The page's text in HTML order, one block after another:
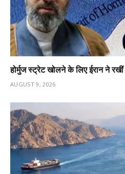
होर्मुज स्ट्रेट खोलने के लिए ईरान ने
AUGUST 9, 2026